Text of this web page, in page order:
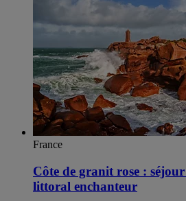
France
Côte de granit rose :
littoral enchanteur